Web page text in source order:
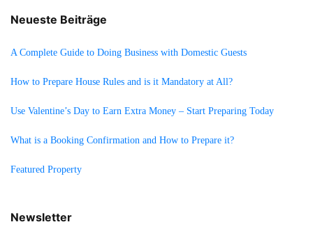
Neueste Beiträge
A Complete Guide to Doing Business with Domestic Guests
How to Prepare House Rules and is it Mandatory at All?
Use Valentine’s Day to Earn Extra Money – Start Preparing Today
What is a Booking Confirmation and How to Prepare it?
Featured Property
Newsletter